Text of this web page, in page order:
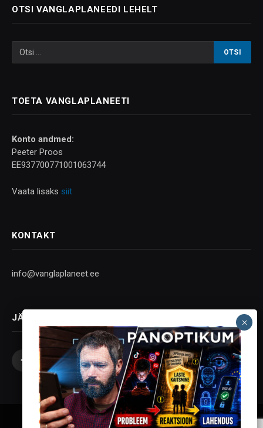
OTSI VANGLAPLANEEDI LEHELT
TOETA VANGLAPLANEETI
Konto andmed:
Peeter Proos
EE937700771001063744
Vaata lisaks siit
KONTAKT
info@vanglaplaneet.ee
JÄLGI SOTSIAALMEEDIAS
Facebook
X
(Twitter)
InstagramYouTubeTelegram